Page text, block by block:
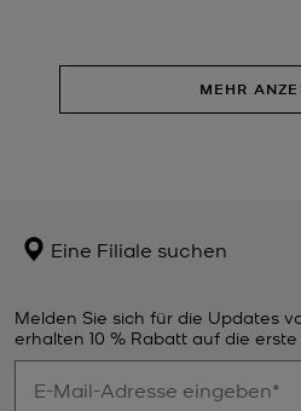
MEHR
Eine Filiale suchen
Melden Sie sich für die Updates
erhalten 10 % Rabatt auf die